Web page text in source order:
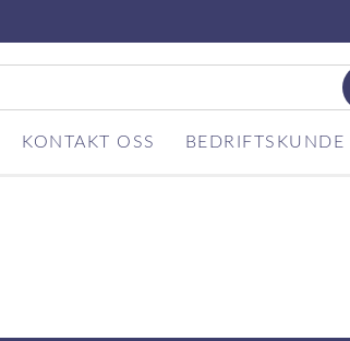
KONTAKT OSS BEDRIFTSKUNDE